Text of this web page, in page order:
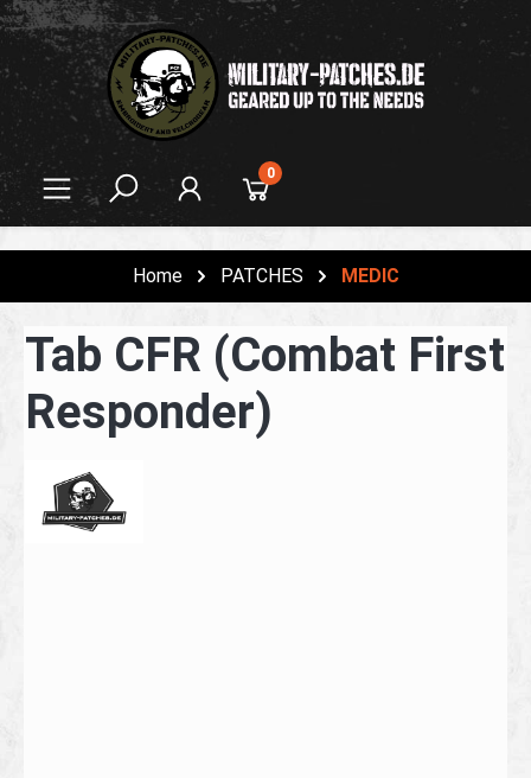
springen
0
Home PATCHES MEDIC
Tab CFR (Combat First
Responder)